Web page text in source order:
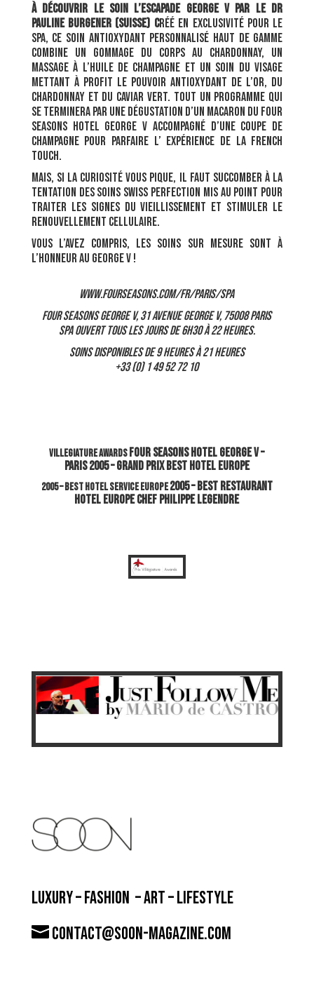
À découvrir le soin L’Escapade George V par le Dr
Pauline Burgener (Suisse) créé en exclusivité pour Le
Spa, ce soin antioxydant personnalisé haut de gamme
combine un gommage du corps au Chardonnay, un
massage à l’huile de champagne et un soin du visage
mettant à profit le pouvoir antioxydant de l’or, du
Chardonnay et du caviar vert. Tout un programme qui
se terminera par une dégustation d’un macaron du Four
Seasons Hotel George V accompagné d’une coupe de
champagne pour parfaire l’ expérience de la French
Touch.
Mais, si la curiosité vous pique, il faut succomber à la
tentation des soins Swiss Perfection mis au point pour
traiter les signes du vieillissement et stimuler le
renouvellement cellulaire.
Vous l’avez compris, les soins sur mesure sont à
l’honneur au George V !
www.fourseasons.com/fr/paris/spa
Four Seasons George V, 31 avenue George V, 75008 Paris
Spa ouvert tous les jours de 6h30 à 22 heures.
Soins disponibles de 9 heures à 21 heures
+33 (0) 1 49 52 72 10
VILLEGIATURE AWARDSFOUR SEASONS HOTEL GEORGE V –
PARIS2005 – GRAND PRIX BEST HOTEL EUROPE
2005 – BEST HOTEL SERVICE EUROPE2005 – BEST RESTAURANT
HOTEL EUROPECHEF PHILIPPE LEGENDRE
LUXURY – FASHION – ART – LIFESTYLE
contact@soon-magazine.com